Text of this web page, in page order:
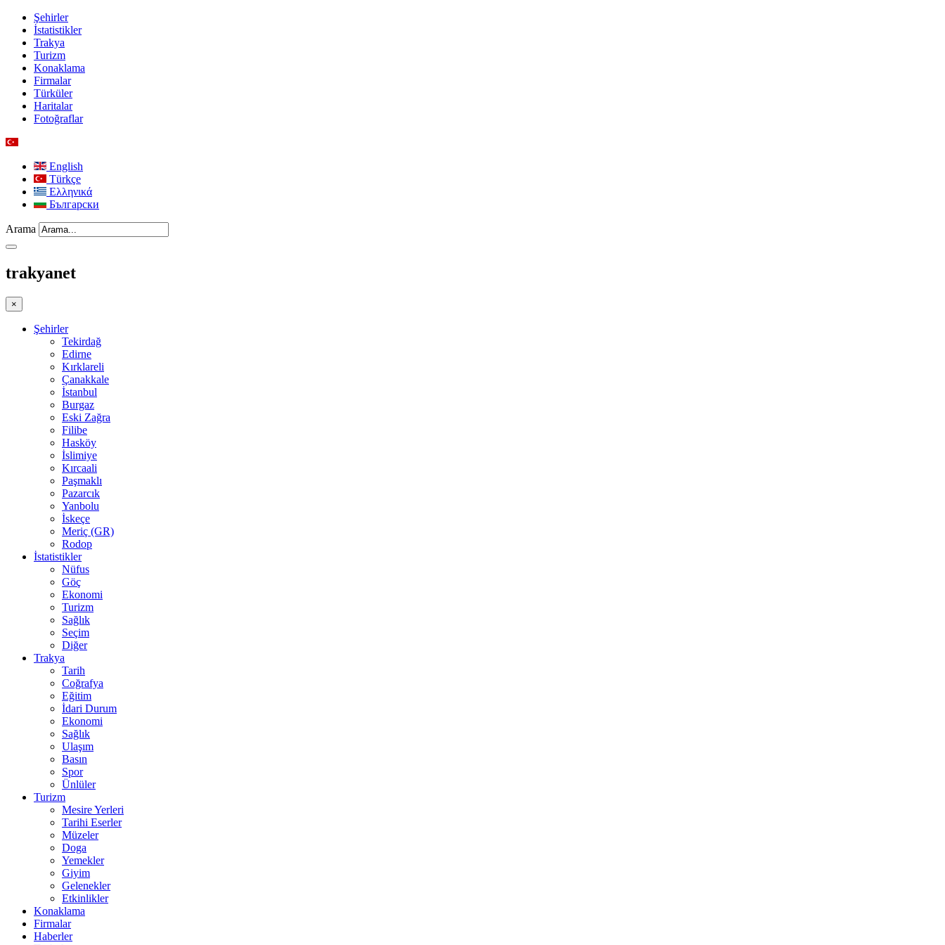
Şehirler
İstatistikler
Trakya
Turizm
Konaklama
Firmalar
Türküler
Haritalar
Fotoğraflar
English
Türkçe
Ελληνικά
Български
Arama
trakyanet
×
Şehirler
Tekirdağ
Edirne
Kırklareli
Çanakkale
İstanbul
Burgaz
Eski Zağra
Filibe
Hasköy
İslimiye
Kırcaali
Paşmaklı
Pazarcık
Yanbolu
İskeçe
Meriç (GR)
Rodop
İstatistikler
Nüfus
Göç
Ekonomi
Turizm
Sağlık
Seçim
Diğer
Trakya
Tarih
Coğrafya
Eğitim
İdari Durum
Ekonomi
Sağlık
Ulaşım
Basın
Spor
Ünlüler
Turizm
Mesire Yerleri
Tarihi Eserler
Müzeler
Doga
Yemekler
Giyim
Gelenekler
Etkinlikler
Konaklama
Firmalar
Haberler